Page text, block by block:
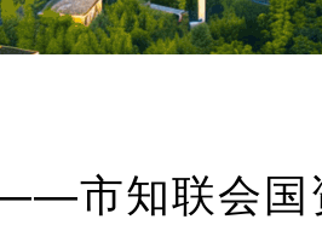
市知联会国